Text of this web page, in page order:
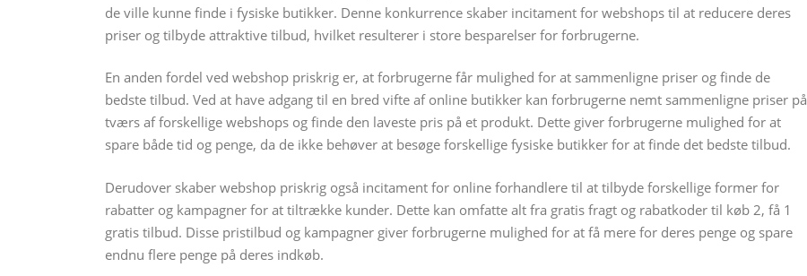
de ville kunne finde i fysiske butikker. Denne konkurrence skaber incitament for webshops til at reducere deres
priser og tilbyde attraktive tilbud, hvilket resulterer i store besparelser for forbrugerne.
En anden fordel ved webshop priskrig er, at forbrugerne får mulighed for at sammenligne priser og finde de
bedste tilbud. Ved at have adgang til en bred vifte af online butikker kan forbrugerne nemt sammenligne priser på
tværs af forskellige webshops og finde den laveste pris på et produkt. Dette giver forbrugerne mulighed for at
spare både tid og penge, da de ikke behøver at besøge forskellige fysiske butikker for at finde det bedste tilbud.
Derudover skaber webshop priskrig også incitament for online forhandlere til at tilbyde forskellige former for
rabatter og kampagner for at tiltrække kunder. Dette kan omfatte alt fra gratis fragt og rabatkoder til køb 2, få 1
gratis tilbud. Disse pristilbud og kampagner giver forbrugerne mulighed for at få mere for deres penge og spare
endnu flere penge på deres indkøb.